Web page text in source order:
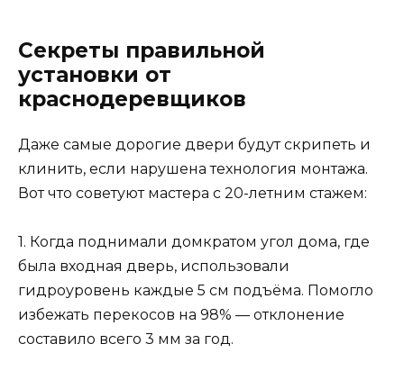
Секреты правильной
установки от
краснодеревщиков
Даже самые дорогие двери будут скрипеть и
клинить, если нарушена технология монтажа.
Вот что советуют мастера с 20-летним стажем:
1. Когда поднимали домкратом угол дома, где
была входная дверь, использовали
гидроуровень каждые 5 см подъёма. Помогло
избежать перекосов на 98% — отклонение
составило всего 3 мм за год.